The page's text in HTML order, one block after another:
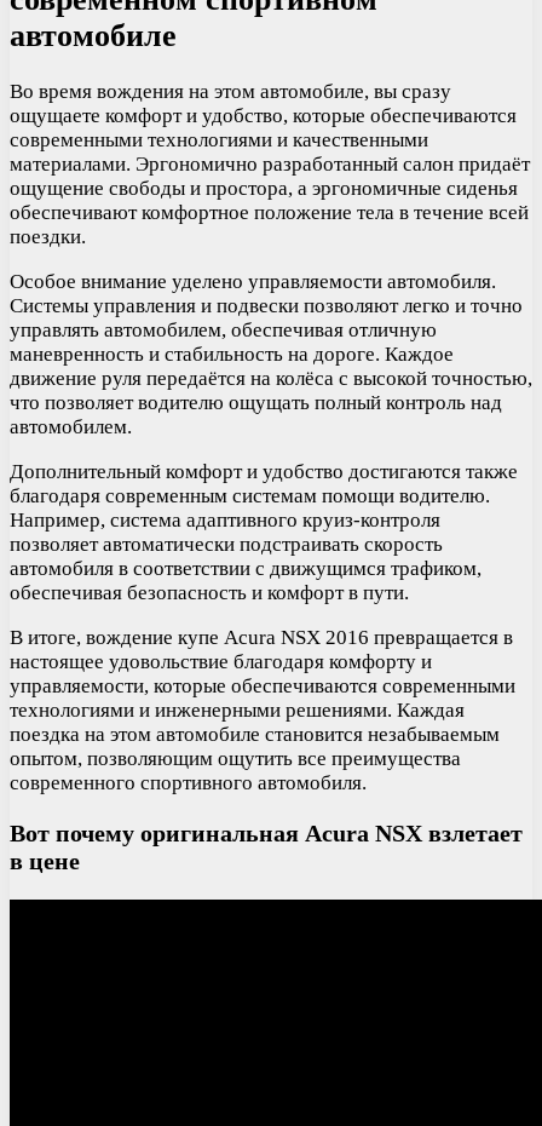
автомобиле
Во время вождения на этом автомобиле, вы сразу
ощущаете комфорт и удобство, которые обеспечиваются
современными технологиями и качественными
материалами. Эргономично разработанный салон придаёт
ощущение свободы и простора, а эргономичные сиденья
обеспечивают комфортное положение тела в течение всей
поездки.
Особое внимание уделено управляемости автомобиля.
Системы управления и подвески позволяют легко и точно
управлять автомобилем, обеспечивая отличную
маневренность и стабильность на дороге. Каждое
движение руля передаётся на колёса с высокой точностью,
что позволяет водителю ощущать полный контроль над
автомобилем.
Дополнительный комфорт и удобство достигаются также
благодаря современным системам помощи водителю.
Например, система адаптивного круиз-контроля
позволяет автоматически подстраивать скорость
автомобиля в соответствии с движущимся трафиком,
обеспечивая безопасность и комфорт в пути.
В итоге, вождение купе Acura NSX 2016 превращается в
настоящее удовольствие благодаря комфорту и
управляемости, которые обеспечиваются современными
технологиями и инженерными решениями. Каждая
поездка на этом автомобиле становится незабываемым
опытом, позволяющим ощутить все преимущества
современного спортивного автомобиля.
Вот почему оригинальная Acura NSX взлетает
в цене